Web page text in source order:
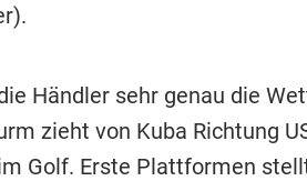
Händler sehr genau die
zieht von Kuba Richtung
Golf. Erste Plattformen